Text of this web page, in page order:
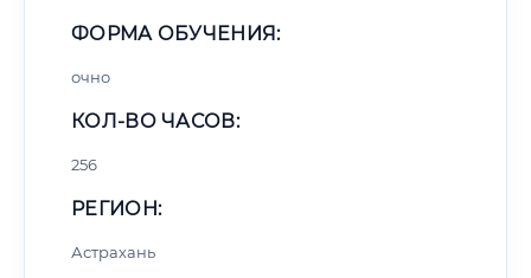
ФОРМА ОБУЧЕНИЯ:
очно
КОЛ-ВО ЧАСОВ:
256
РЕГИОН:
Астрахань